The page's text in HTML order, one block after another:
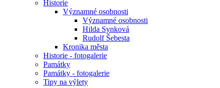
Historie
Významné osobnosti
Významné osobnosti
Hilda Synková
Rudolf Šebesta
Kronika města
Historie - fotogalerie
Památky
Památky - fotogalerie
Tipy na výlety